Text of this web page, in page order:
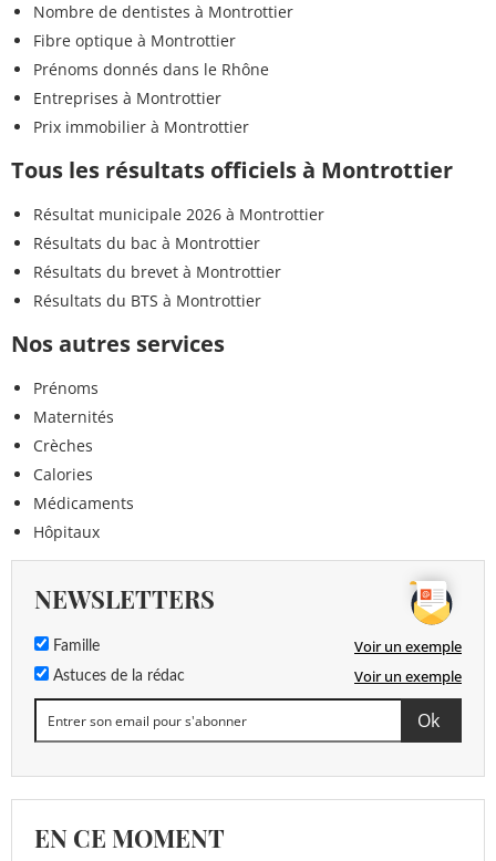
Nombre de dentistes à Montrottier
Fibre optique à Montrottier
Prénoms donnés dans le Rhône
Entreprises à Montrottier
Prix immobilier à Montrottier
Tous les résultats officiels à Montrottier
Résultat municipale 2026 à Montrottier
Résultats du bac à Montrottier
Résultats du brevet à Montrottier
Résultats du BTS à Montrottier
Nos autres services
Prénoms
Maternités
Crèches
Calories
Médicaments
Hôpitaux
NEWSLETTERS
Famille Voir un exemple
Astuces de la rédac Voir un exemple
EN CE MOMENT